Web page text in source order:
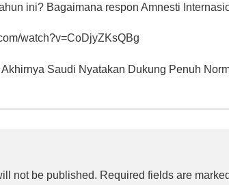
ini? Bagaimana respon Amnesti
watch?v=CoDjyZKsQBg
Akhirnya Saudi Nyatakan Dukung Penuh
not be published. Required fields are marked